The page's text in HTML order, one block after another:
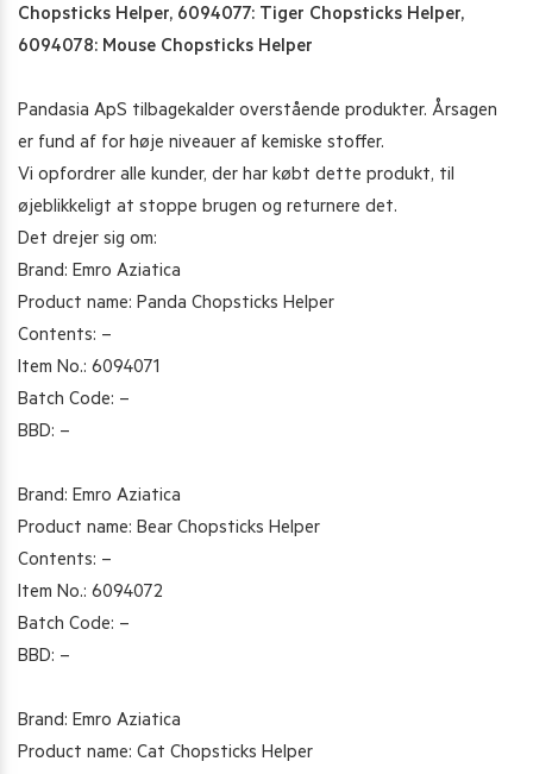
Chopsticks Helper, 6094077: Tiger Chopsticks Helper,
6094078: Mouse Chopsticks Helper
Pandasia ApS tilbagekalder overstående produkter. Årsagen
er fund af for høje niveauer af kemiske stoffer.
Vi opfordrer alle kunder, der har købt dette produkt, til
øjeblikkeligt at stoppe brugen og returnere det.
Det drejer sig om:
Brand: Emro Aziatica
Product name: Panda Chopsticks Helper
Contents: –
Item No.: 6094071
Batch Code: –
BBD: –
Brand: Emro Aziatica
Product name: Bear Chopsticks Helper
Contents: –
Item No.: 6094072
Batch Code: –
BBD: –
Brand: Emro Aziatica
Product name: Cat Chopsticks Helper